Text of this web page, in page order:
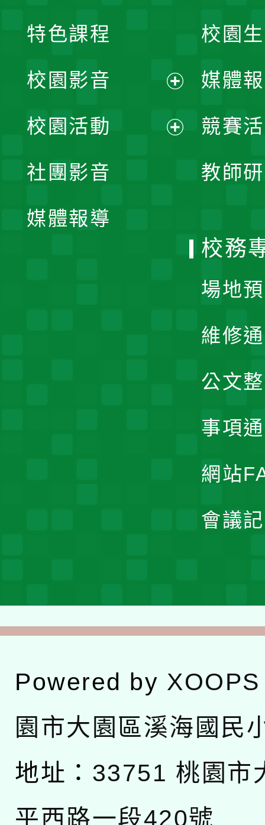
校園
媒體
競賽
教師
特色課程
校園影音
開
校園活動
社團影音
媒體報導
校務
場地
維修
公文
事項
網站
會議
Powered by XOOPS
園市大園區溪海國民
地址： 33751 桃園市
平西路一段420號